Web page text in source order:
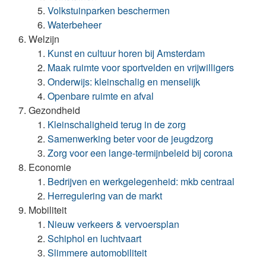
Volkstuinparken beschermen
Waterbeheer
Welzijn
Kunst en cultuur horen bij Amsterdam
Maak ruimte voor sportvelden en vrijwilligers
Onderwijs: kleinschalig en menselijk
Openbare ruimte en afval
Gezondheid
Kleinschaligheid terug in de zorg
Samenwerking beter voor de jeugdzorg
Zorg voor een lange-termijnbeleid bij corona
Economie
Bedrijven en werkgelegenheid: mkb centraal
Herregulering van de markt
Mobiliteit
Nieuw verkeers & vervoersplan
Schiphol en luchtvaart
Slimmere automobiliteit